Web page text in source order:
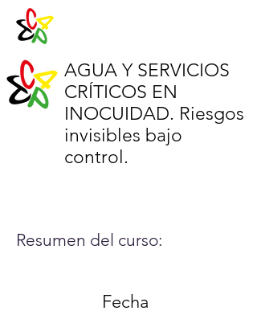
AGUA Y SERVICIOS
CRÍTICOS EN
INOCUIDAD. Riesgos
invisibles bajo
control.
Resumen del curso:
Fecha